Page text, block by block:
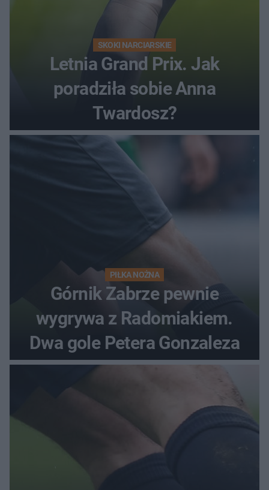
SKOKI NARCIARSKIE
Letnia Grand Prix. Jak
poradziła sobie Anna
Twardosz?
PIŁKA NOŻNA
Górnik Zabrze pewnie
wygrywa z Radomiakiem.
Dwa gole Petera Gonzaleza